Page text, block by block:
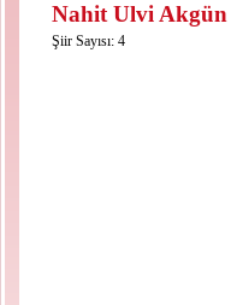
Nahit Ulvi Akgün
Şiir Sayısı: 4